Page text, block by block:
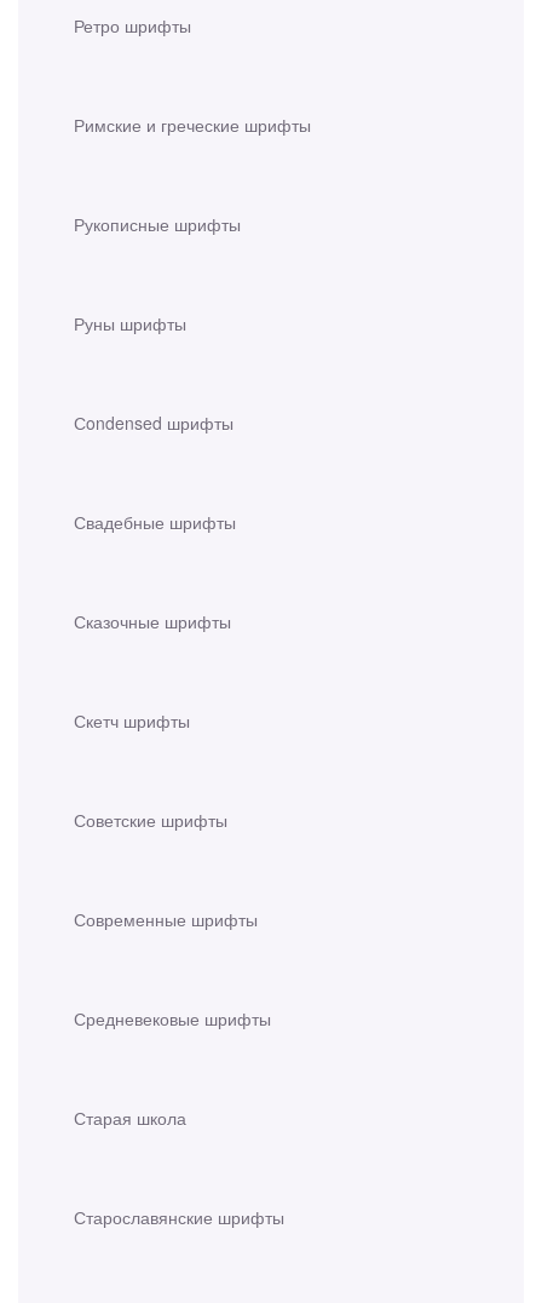
Ретро шрифты
Римские и греческие шрифты
Рукописные шрифты
Руны шрифты
Сondensed шрифты
Свадебные шрифты
Сказочные шрифты
Скетч шрифты
Советские шрифты
Современные шрифты
Средневековые шрифты
Старая школа
Старославянские шрифты